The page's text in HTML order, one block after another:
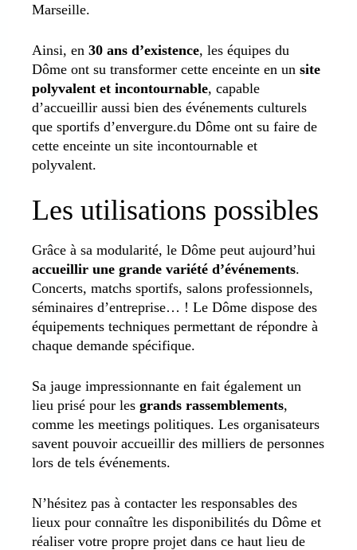
Marseille.
Ainsi, en 30 ans d’existence, les équipes du
Dôme ont su transformer cette enceinte en un site
polyvalent et incontournable, capable
d’accueillir aussi bien des événements culturels
que sportifs d’envergure.du Dôme ont su faire de
cette enceinte un site incontournable et
polyvalent.
Les utilisations possibles
Grâce à sa modularité, le Dôme peut aujourd’hui
accueillir une grande variété d’événements.
Concerts, matchs sportifs, salons professionnels,
séminaires d’entreprise… ! Le Dôme dispose des
équipements techniques permettant de répondre à
chaque demande spécifique.
Sa jauge impressionnante en fait également un
lieu prisé pour les grands rassemblements,
comme les meetings politiques. Les organisateurs
savent pouvoir accueillir des milliers de personnes
lors de tels événements.
N’hésitez pas à contacter les responsables des
lieux pour connaître les disponibilités du Dôme et
réaliser votre propre projet dans ce haut lieu de